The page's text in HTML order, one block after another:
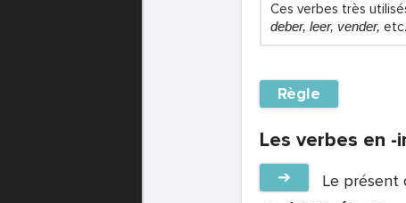
Ces verbes très
deber, leer, vender, etc.
Règle
Les verbes en -
➔ Le présent